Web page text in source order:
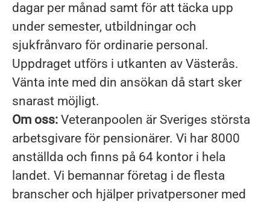
dagar per månad samt för att täcka upp
under semester, utbildningar och
sjukfrånvaro för ordinarie personal.
Uppdraget utförs i utkanten av Västerås.
Vänta inte med din ansökan då start sker
snarast möjligt.
Om oss: Veteranpoolen är Sveriges största
arbetsgivare för pensionärer. Vi har 8000
anställda och finns på 64 kontor i hela
landet. Vi bemannar företag i de flesta
branscher och hjälper privatpersoner med